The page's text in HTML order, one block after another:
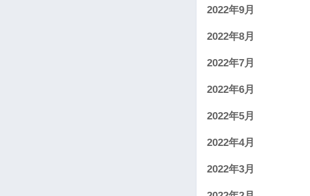
2022年9月
2022年8月
2022年7月
2022年6月
2022年5月
2022年4月
2022年3月